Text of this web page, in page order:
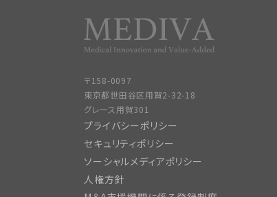
〒158-0097
東京都世田谷区用賀2-32-18
グレース用賀301
プライバシーポリシー
セキュリティポリシー
ソーシャルメディアポリシー
人権方針